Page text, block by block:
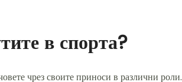
в спорта?
чрез своите приноси в различни роли.